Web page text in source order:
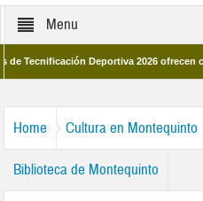
Menu
Deportiva 2026 ofrecen cuatro
Home Cultura en Montequinto
Biblioteca de Montequinto